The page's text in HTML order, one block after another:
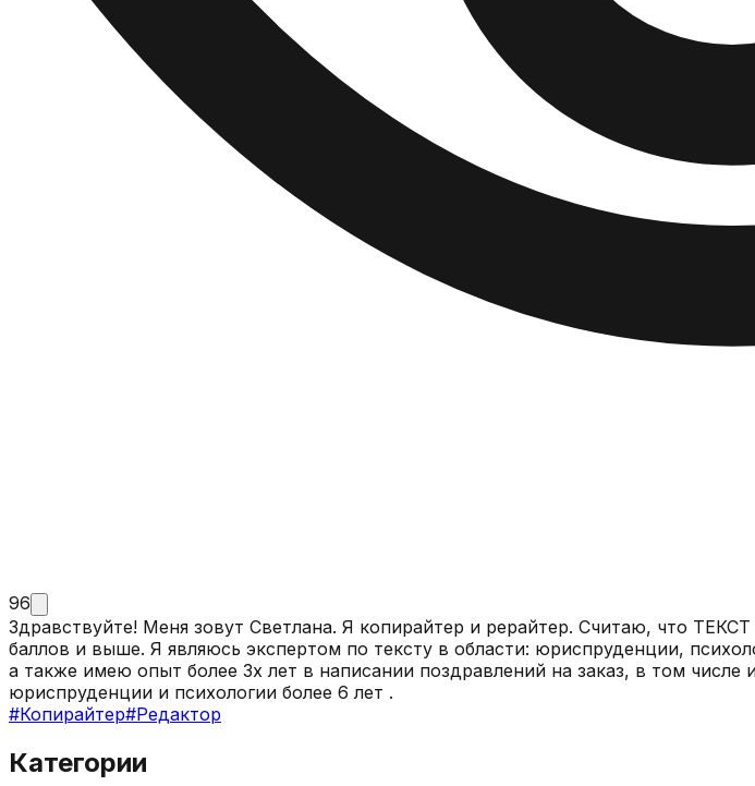
96
Здравствуйте! Меня зовут Светлана. Я копирайтер и рерайтер. Считаю, что ТЕКСТ ВСЕМУ ГОЛОВА. Чистота и читаемость моих
баллов и выше. Я являюсь экспертом по тексту в области: юриспруденции, психологии, астрологии, бьюти- сфере, ресторанном бизнесе, онлайн-образовании,
а также имею опыт более 3х лет в написании поздравлений на заказ, в том
юриспруденции и психологии более 6 лет .
#Копирайтер#Редактор
Категории